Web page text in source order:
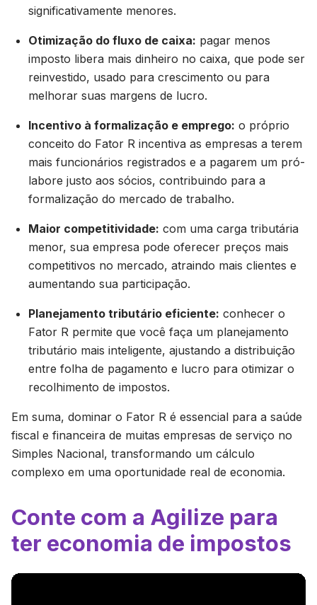
significativamente menores.
Otimização do fluxo de caixa: pagar menos
imposto libera mais dinheiro no caixa, que pode ser
reinvestido, usado para crescimento ou para
melhorar suas margens de lucro.
Incentivo à formalização e emprego: o próprio
conceito do Fator R incentiva as empresas a terem
mais funcionários registrados e a pagarem um pró-
labore justo aos sócios, contribuindo para a
formalização do mercado de trabalho.
Maior competitividade: com uma carga tributária
menor, sua empresa pode oferecer preços mais
competitivos no mercado, atraindo mais clientes e
aumentando sua participação.
Planejamento tributário eficiente: conhecer o
Fator R permite que você faça um planejamento
tributário mais inteligente, ajustando a distribuição
entre folha de pagamento e lucro para otimizar o
recolhimento de impostos.
Em suma, dominar o Fator R é essencial para a saúde
fiscal e financeira de muitas empresas de serviço no
Simples Nacional, transformando um cálculo
complexo em uma oportunidade real de economia.
Conte com a Agilize para
ter economia de impostos